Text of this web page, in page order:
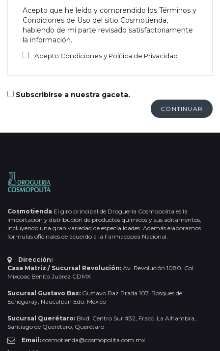
Acepto que he leído y comprendido los Términos y
Condiciones de Uso del sitio Cosmotienda,
habiendo de mi parte revisado satisfactoriamente
la información.
Acepto Condiciones y Política de Privacidad
Subscribirse a nuestra gaceta.
CONTINUAR
Cosmotienda El giro principal de Droguería Cosmopolita es la
importación y distribución de productos químicos y sus aditamentos,
incluyendo una gran variedad de especialidades. Además elaboramos
fórmulas oficinales de acuerdo a la Farmacopea Nacional.
Dirección:
Casa Matriz / Sucursal Revolución: Av. Revolución 1080, Col.
Mixcoac Benito Juárez CDMX
Sucursal Gustavo Baz: Gustavo Baz Prada 107, Bosques de
Echegaray, Naucalpan Edo. México
Sucursal Querétaro: Blvd. Centro Sur #32, Fracc. La Alhambra,
Santiago de Querétaro, Querétaro
Email: cosmotienda@cosmopolita.com.mx